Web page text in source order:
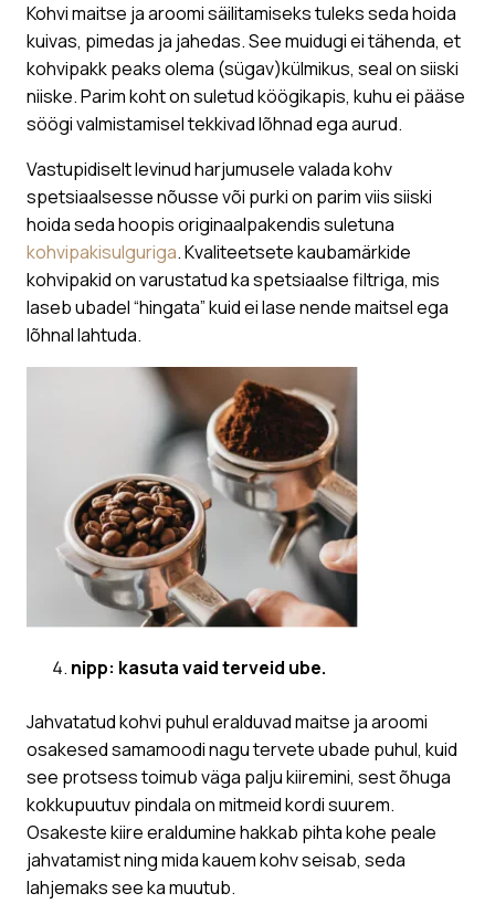
Kohvi maitse ja aroomi säilitamiseks tuleks seda hoida
kuivas, pimedas ja jahedas. See muidugi ei tähenda, et
kohvipakk peaks olema (sügav)külmikus, seal on siiski
niiske. Parim koht on suletud köögikapis, kuhu ei pääse
söögi valmistamisel tekkivad lõhnad ega aurud.
Vastupidiselt levinud harjumusele valada kohv
spetsiaalsesse nõusse või purki on parim viis siiski
hoida seda hoopis originaalpakendis suletuna
kohvipakisulguriga. Kvaliteetsete kaubamärkide
kohvipakid on varustatud ka spetsiaalse filtriga, mis
laseb ubadel “hingata” kuid ei lase nende maitsel ega
lõhnal lahtuda.
nipp: kasuta vaid terveid ube.
Jahvatatud kohvi puhul eralduvad maitse ja aroomi
osakesed samamoodi nagu tervete ubade puhul, kuid
see protsess toimub väga palju kiiremini, sest õhuga
kokkupuutuv pindala on mitmeid kordi suurem.
Osakeste kiire eraldumine hakkab pihta kohe peale
jahvatamist ning mida kauem kohv seisab, seda
lahjemaks see ka muutub.